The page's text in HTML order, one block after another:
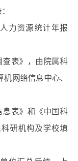
力资源统计年报
查表》，由院属科
网络信息中心、
表》 和 《中国科
研机构及学校填